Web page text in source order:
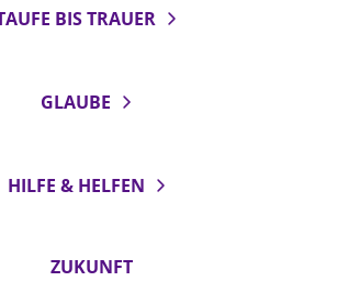
BIS TRAUER
GLAUBE
HILFE & HELFEN
ZUKUNFT